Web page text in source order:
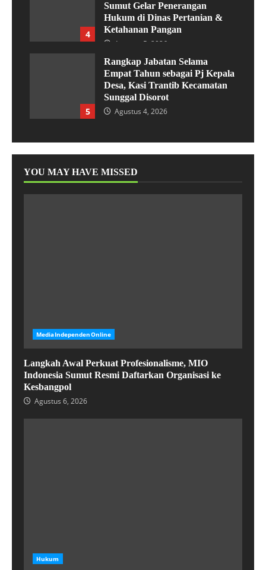
4
Sumut Gelar Penerangan
Hukum di Dinas Pertanian &
Ketahanan Pangan
Agustus 5, 2026
5
Rangkap Jabatan Selama
Empat Tahun sebagai Pj Kepala
Desa, Kasi Trantib Kecamatan
Sunggal Disorot
Agustus 4, 2026
YOU MAY HAVE MISSED
MediaIndependenOnline
Langkah Awal Perkuat Profesionalisme, MIO
Indonesia Sumut Resmi Daftarkan Organisasi ke
Kesbangpol
Agustus 6, 2026
Hukum